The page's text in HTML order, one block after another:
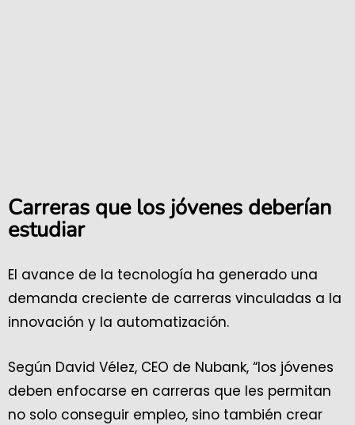
Carreras que los jóvenes deberían
estudiar
El avance de la tecnología ha generado una
demanda creciente de carreras vinculadas a la
innovación y la automatización.
Según David Vélez, CEO de Nubank, “los jóvenes
deben enfocarse en carreras que les permitan
no solo conseguir empleo, sino también crear